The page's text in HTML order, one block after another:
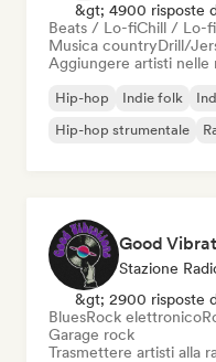
&gt; 4900 risposte
Beats / Lo-fiChill / Lo-
Musica countryDrill/
Aggiungere artisti nelle
Hip-hop Indie folk
Hip-hop strumentale
Good
Stazione
&gt; 2900 risposte
BluesRock elettronico
Garage rock
Trasmettere artisti alla